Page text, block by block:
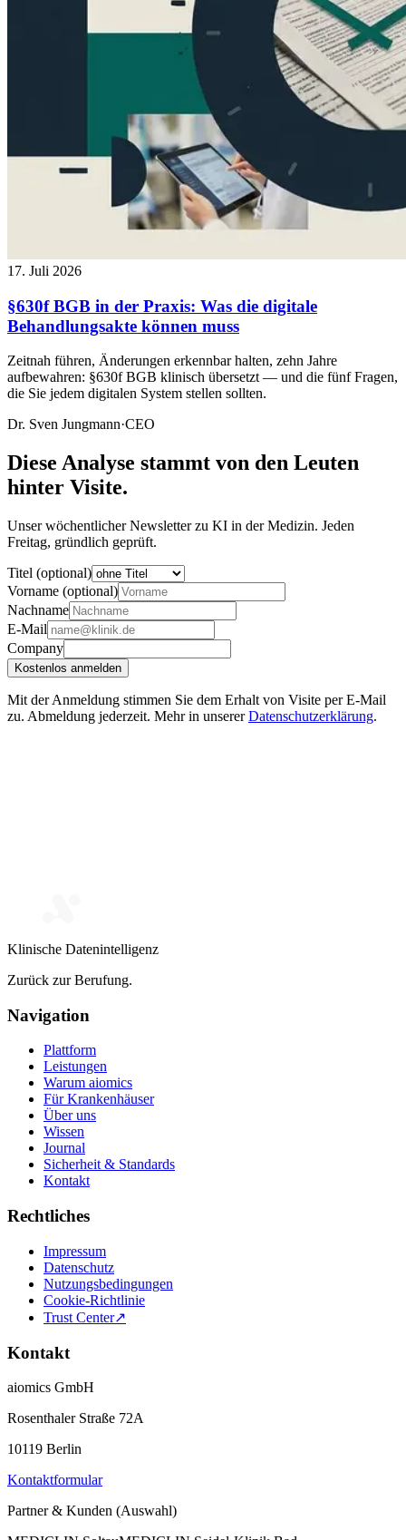
17. Juli 2026
§630f BGB in der Praxis: Was die digitale
Behandlungsakte können muss
Zeitnah führen, Änderungen erkennbar halten, zehn Jahre
aufbewahren: §630f BGB klinisch übersetzt — und die fünf Fragen,
die Sie jedem digitalen System stellen sollten.
Dr. Sven Jungmann·CEO
Diese Analyse stammt von den Leuten
hinter Visite.
Unser wöchentlicher Newsletter zu KI in der Medizin. Jeden
Freitag, gründlich geprüft.
Titel (optional)
Vorname (optional)
Nachname
E-Mail
Company
Kostenlos anmelden
Mit der Anmeldung stimmen Sie dem Erhalt von Visite per E-Mail
zu. Abmeldung jederzeit. Mehr in unserer Datenschutzerklärung.
Klinische Datenintelligenz
Zurück zur Berufung.
Navigation
Plattform
Leistungen
Warum aiomics
Für Krankenhäuser
Über uns
Wissen
Journal
Sicherheit & Standards
Kontakt
Rechtliches
Impressum
Datenschutz
Nutzungsbedingungen
Cookie-Richtlinie
Trust Center↗
Kontakt
aiomics GmbH
Rosenthaler Straße 72A
10119 Berlin
Kontaktformular
Partner & Kunden (Auswahl)